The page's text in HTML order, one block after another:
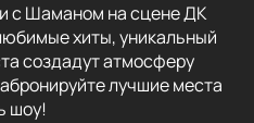
с Шаманом на сцене ДК
хиты, уникальный
создадут атмосферу
лучшие места
шоу!